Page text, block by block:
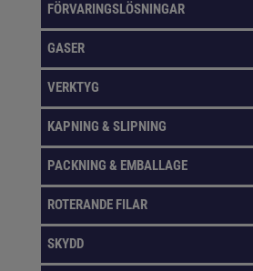
FÖRVARINGSLÖSNINGAR
GASER
VERKTYG
KAPNING & SLIPNING
PACKNING & EMBALLAGE
ROTERANDE FILAR
SKYDD